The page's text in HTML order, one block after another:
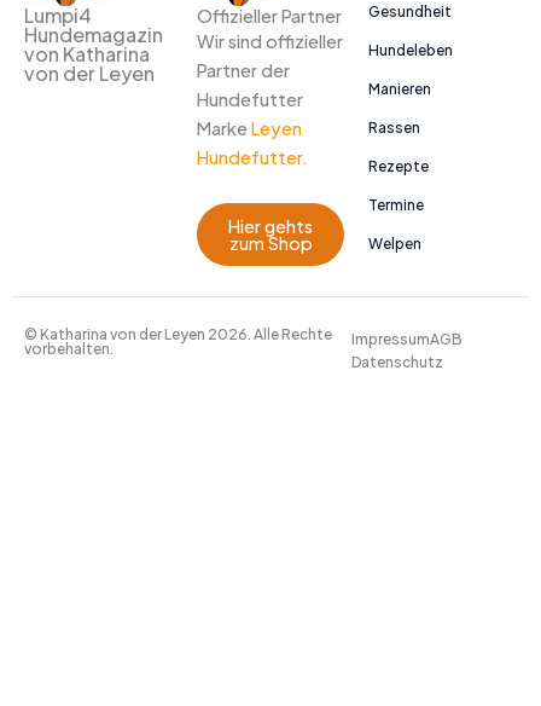
Lumpi4
Hundemagazin
von Katharina
von der Leyen
Offizieller Partner
Wir sind offizieller
Partner der
Hundefutter
Marke Leyen
Hundefutter.
Hier gehts
zum Shop
Gesundheit
Hundeleben
Manieren
Rassen
Rezepte
Termine
Welpen
© Katharina von der Leyen 2026. Alle Rechte
vorbehalten.
ImpressumAGB
Datenschutz